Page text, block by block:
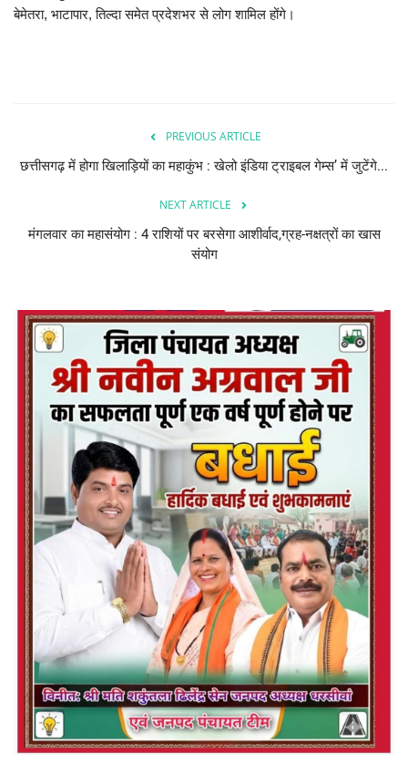
बेमेतरा, भाटापार, तिल्दा समेत प्रदेशभर से लोग शामिल होंगे।
PREVIOUS ARTICLE
छत्तीसगढ़ में होगा खिलाड़ियों का महाकुंभ : खेलो इंडिया ट्राइबल गेम्स’ में जुटेंगे...
NEXT ARTICLE
मंगलवार का महासंयोग : 4 राशियों पर बरसेगा आशीर्वाद,ग्रह-नक्षत्रों का खास
संयोग